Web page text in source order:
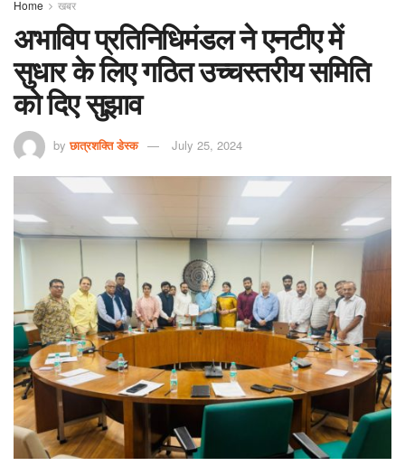
Home खबर
अभाविप प्रतिनिधिमंडल ने एनटीए में
सुधार के लिए गठित उच्चस्तरीय समिति
को दिए सुझाव
by छात्रशक्ति डेस्क July 25, 2024